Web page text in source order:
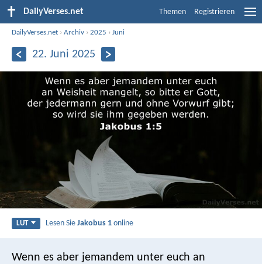
DailyVerses.net Themen Registrieren
DailyVerses.net ›Archiv ›2025 ›Juni
22. Juni 2025
LUT Lesen SieJakobus 1 online
Wenn es aber jemandem unter euch an